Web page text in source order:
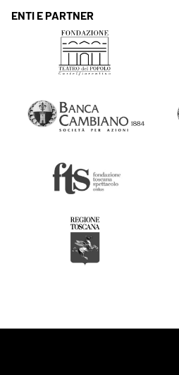
ENTI E PARTNER